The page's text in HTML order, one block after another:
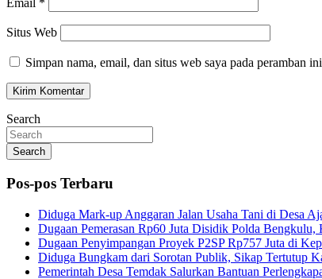
Email *
Situs Web
Simpan nama, email, dan situs web saya pada peramban
Search
Search
Pos-pos Terbaru
Diduga Mark-up Anggaran Jalan Usaha Tani di Desa
Dugaan Pemerasan Rp60 Juta Disidik Polda
Dugaan Penyimpangan Proyek P2SP Rp757 Juta di
Diduga Bungkam dari Sorotan Publik, Sikap Tertutup
Pemerintah Desa Temdak Salurkan Bantuan